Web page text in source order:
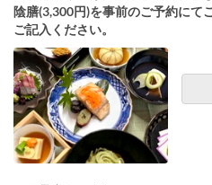
陰膳(3,300円)を事前のご予約にて
ご記入ください。